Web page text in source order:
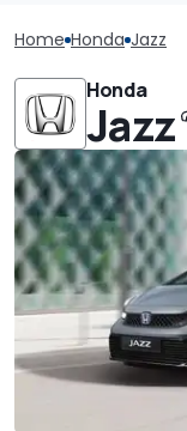
Home Honda Jazz
Honda
Jazz